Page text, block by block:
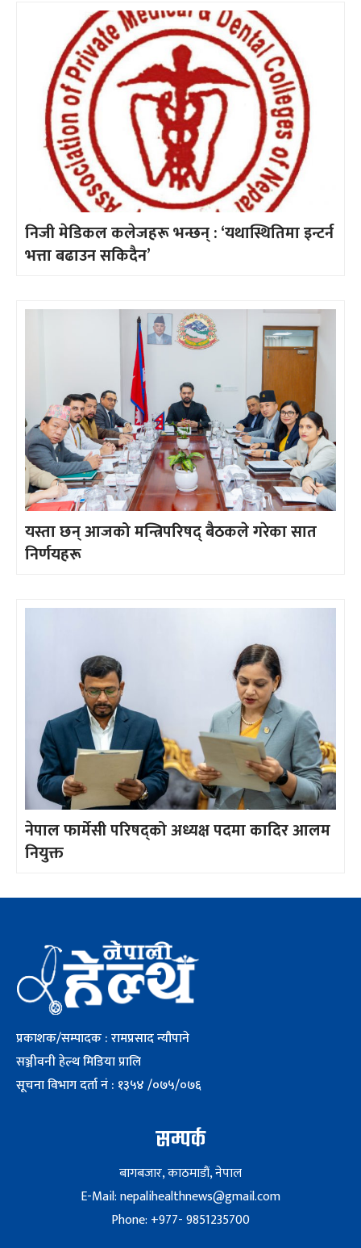
निजी मेडिकल कलेजहरू भन्छन् : ‘यथास्थितिमा इन्टर्न
भत्ता बढाउन सकिदैन’
यस्ता छन् आजको मन्त्रिपरिषद् बैठकले गरेका सात
निर्णयहरू
नेपाल फार्मेसी परिषद्को अध्यक्ष पदमा कादिर आलम
नियुक्त
प्रकाशक/सम्पादक : रामप्रसाद न्यौपाने
सञ्जीवनी हेल्थ मिडिया प्रालि
सूचना विभाग दर्ता नं : १३५४ /०७५/०७६
सम्पर्क
बागबजार, काठमाडौं, नेपाल
E-Mail: nepalihealthnews@gmail.com
Phone: +977- 9851235700